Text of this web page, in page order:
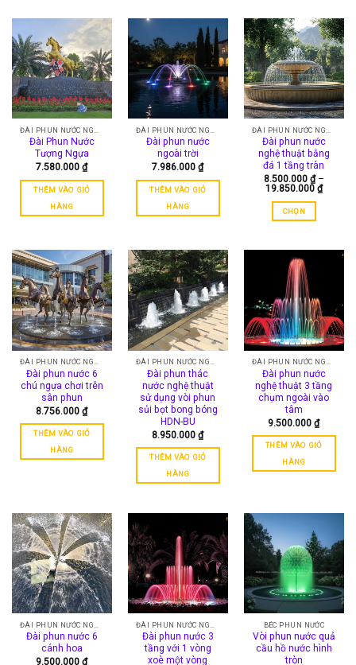
Đài Phun Nước
Tượng Ngựa
7.580.000₫
THÊM VÀO GIỎ
HÀNG
Đài phun nước
ngoài trời
7.986.000₫
THÊM VÀO GIỎ
HÀNG
Đài phun nước
nghệ thuật bằng
đá 1 tầng tràn
8.500.000 ₫ –
19.850.000 ₫Khoảng
CHỌN
này
có
nhiều
biến
thể.
Các
tùy
chọn
có
thể
được
chọn
trên
sản
ĐÀI PHUN NƯỚC NGHỆ THUẬT
Đài phun nước 6
chú ngựa chơi trên
sân phun
8.756.000₫
THÊM VÀO GIỎ
HÀNG
ĐÀI PHUN NƯỚC NGHỆ THUẬT
Đài phun thác
nước nghệ thuật
sử dụng vòi phun
sủi bọt bong bóng
HDN-BU
8.950.000₫
THÊM VÀO GIỎ
HÀNG
ĐÀI PHUN NƯỚC NGHỆ THUẬT
Đài phun nước
nghệ thuật 3 tầng
chụm ngoài vào
tâm
9.500.000₫
THÊM VÀO GIỎ
HÀNG
Đài phun nước 6
cánh hoa
9.500.000₫
Đài phun nước 3
tầng với 1 vòng
xoè một vòng
BÉC PHUN NƯỚC
Vòi phun nước quả
cầu hồ nước hình
tròn